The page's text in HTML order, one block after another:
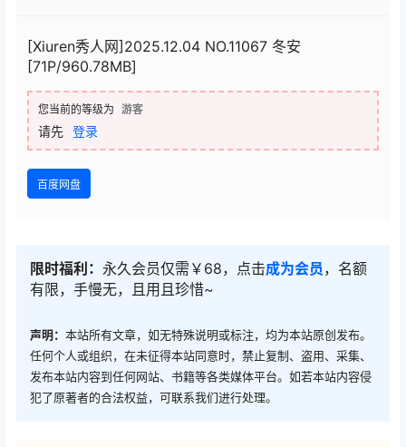
[Xiuren秀人网]2025.12.04 NO.11067 冬安
[71P/960.78MB]
您当前的等级为 游客
请先 登录
百度网盘
限时福利： 永久会员仅需￥68，点击成为会员，名额
有限，手慢无，且用且珍惜~
声明： 本站所有文章，如无特殊说明或标注，均为本站原创发布。
任何个人或组织，在未征得本站同意时，禁止复制、盗用、采集、
发布本站内容到任何网站、书籍等各类媒体平台。如若本站内容侵
犯了原著者的合法权益，可联系我们进行处理。